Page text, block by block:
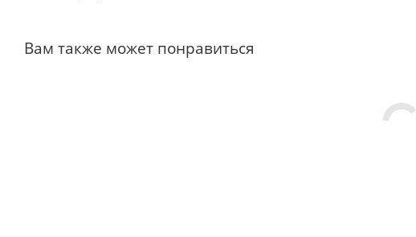
Вам также может понравиться